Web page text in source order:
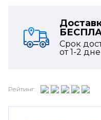
Срок
от1-2
Рейтинг: